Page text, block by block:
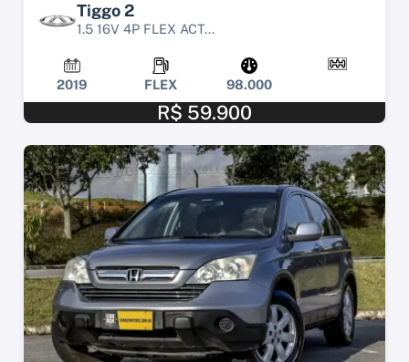
Tiggo 2
1.5 16V 4P FLEX ACT...
2019 FLEX 98.000
R$ 59.900